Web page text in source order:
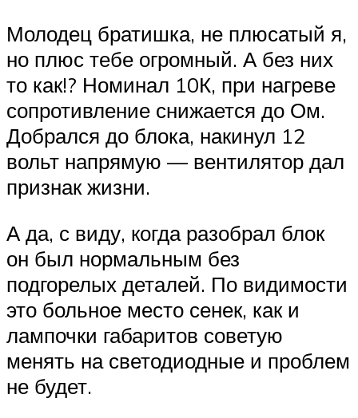
Молодец братишка, не плюсатый я,
но плюс тебе огромный. А без них
то как!? Номинал 10К, при нагреве
сопротивление снижается до Ом.
Добрался до блока, накинул 12
вольт напрямую — вентилятор дал
признак жизни.
А да, с виду, когда разобрал блок
он был нормальным без
подгорелых деталей. По видимости
это больное место сенек, как и
лампочки габаритов советую
менять на светодиодные и проблем
не будет.